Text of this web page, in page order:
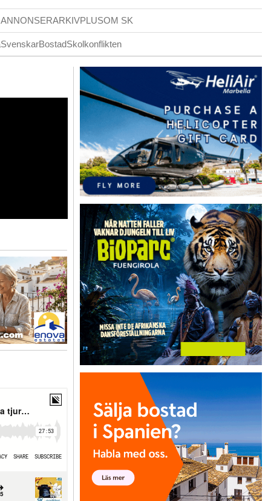
ARKIVPLUSOM SK
SvenskarBostadSkolkonflikten